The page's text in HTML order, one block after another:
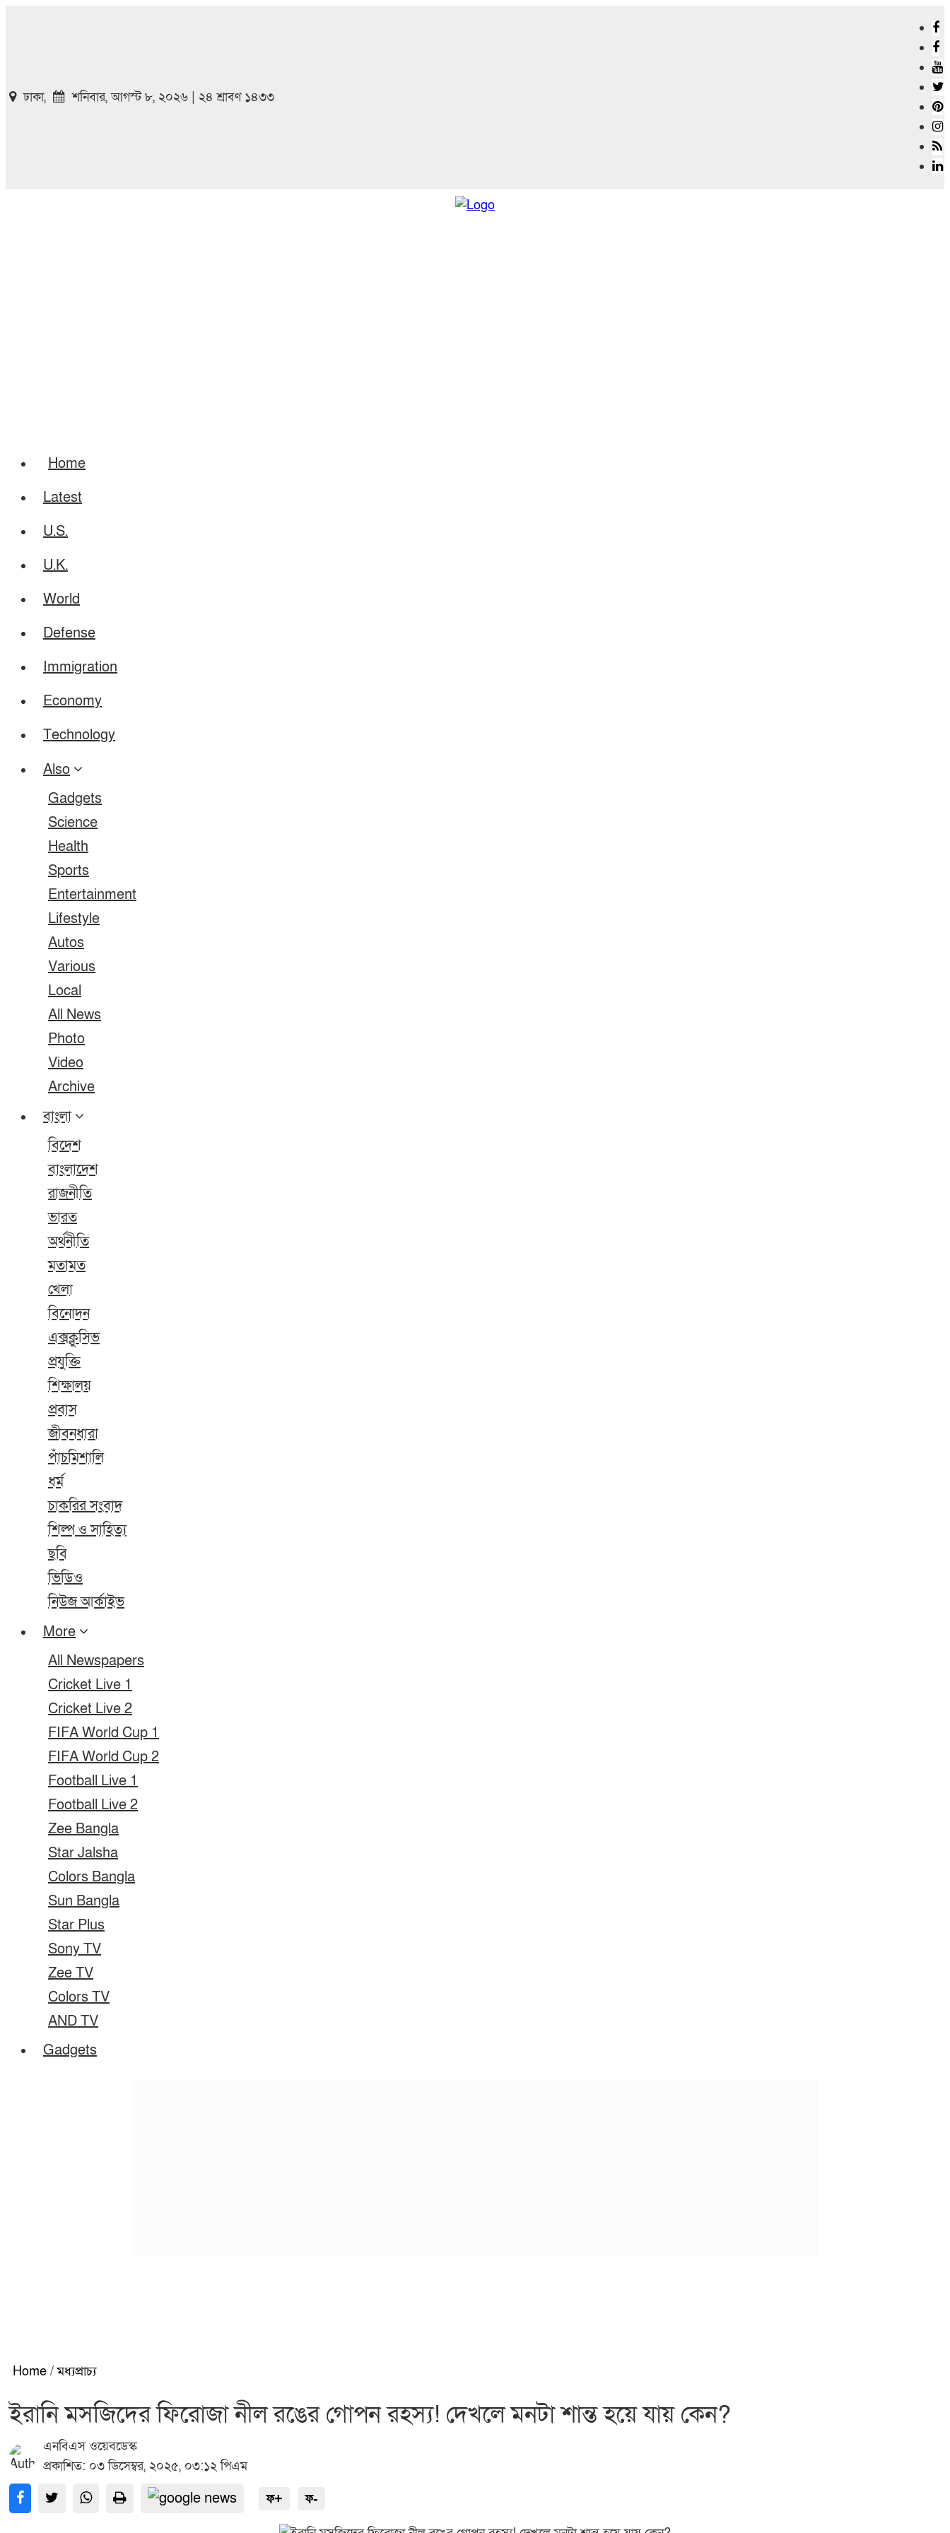
ঢাকা, শনিবার, আগস্ট ৮, ২০২৬ | ২৪ শ্রাবণ ১৪৩৩
Home
Latest
U.S.
U.K.
World
Defense
Immigration
Economy
Technology
Also
Gadgets
Science
Health
Sports
Entertainment
Lifestyle
Autos
Various
Local
All News
Photo
Video
Archive
বাংলা
বিদেশ
বাংলাদেশ
রাজনীতি
ভারত
অর্থনীতি
মতামত
খেলা
বিনোদন
এক্সক্লুসিভ
প্রযুক্তি
শিক্ষালয়
প্রবাস
জীবনধারা
পাঁচমিশালি
ধর্ম
চাকরির সংবাদ
শিল্প ও সাহিত্য
ছবি
ভিডিও
নিউজ আর্কাইভ
More
All Newspapers
Cricket Live 1
Cricket Live 2
FIFA World Cup 1
FIFA World Cup 2
Football Live 1
Football Live 2
Zee Bangla
Star Jalsha
Colors Bangla
Sun Bangla
Star Plus
Sony TV
Zee TV
Colors TV
AND TV
Gadgets
Home / মধ্যপ্রাচ্য
ইরানি মসজিদের ফিরোজা নীল রঙের গোপন রহস্য! দেখলে মনটা শান্ত হয়ে যায় কেন?
এনবিএস ওয়েবডেস্ক
প্রকাশিত: ০৩ ডিসেম্বর, ২০২৫, ০৩:১২ পিএম
ফ+ ফ-